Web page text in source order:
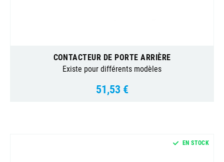
CONTACTEUR DE PORTE ARRIÈRE
Existe pour différents modèles
Prix
51,53 €
EN STOCK